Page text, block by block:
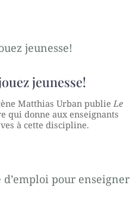
jeunesse!
Matthias Urban publie Le
qui donne aux enseignants
à cette discipline.